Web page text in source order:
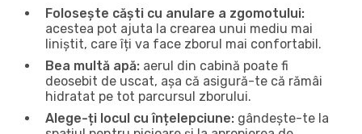
Folosește căști cu anulare a zgomotului:
acestea pot ajuta la crearea unui mediu mai
liniștit, care îți va face zborul mai confortabil.
Bea multă apă: aerul din cabină poate fi
deosebit de uscat, așa că asigură-te că rămâi
hidratat pe tot parcursul zborului.
Alege-ți locul cu înțelepciune: gândește-te la